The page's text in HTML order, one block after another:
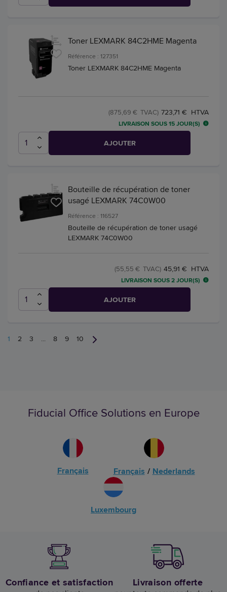
Toner LEXMARK 84C2HME Magenta
Référence : 127351
Toner LEXMARK 84C2HME Magenta
723,71 € HTVA
(875,69 € TVAC)
LIVRAISON SOUS 15 JOUR(S)
AJOUTER
Bouteille de récupération de toner
usagé LEXMARK 74C0W00
Référence : 116527
Bouteille de récupération de toner usagé
LEXMARK 74C0W00
45,91 € HTVA
(55,55 € TVAC)
LIVRAISON SOUS 2 JOUR(S)
AJOUTER
1 2 3 ... 8 9 10
Fiducial Office Solutions en Europe
Français Français / Nederlands
Luxembourg
Confiance et satisfaction Livraison offerte